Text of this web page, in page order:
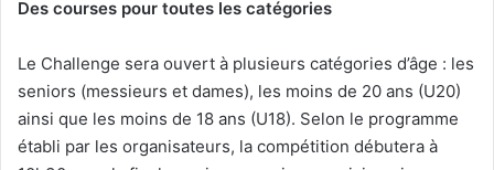
Des courses pour toutes les catégories
Le Challenge sera ouvert à plusieurs catégories d’âge : les
seniors (messieurs et dames), les moins de 20 ans (U20)
ainsi que les moins de 18 ans (U18). Selon le programme
établi par les organisateurs, la compétition débutera à